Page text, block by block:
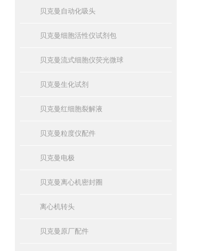
贝克曼自动化吸头
贝克曼细胞活性仪试剂包
贝克曼流式细胞仪荧光微球
贝克曼生化试剂
贝克曼红细胞裂解液
贝克曼粒度仪配件
贝克曼电极
贝克曼离心机密封圈
离心机转头
贝克曼原厂配件